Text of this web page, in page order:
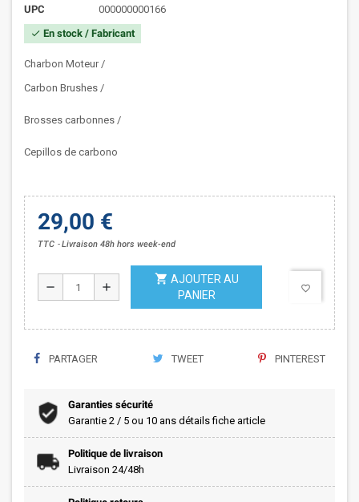
UPC
000000000166
check En stock / Fabricant
Charbon Moteur /
Carbon Brushes /
Brosses carbonnes /
Cepillos de carbono
29,00 €
TTC Livraison 48h hors week-end
remove add
shopping_cart AJOUTER AU
PANIER
favorite_border
PARTAGER TWEET PINTEREST
Garanties sécurité
Garantie 2 / 5 ou 10 ans détails fiche article
Politique de livraison
Livraison 24/48h